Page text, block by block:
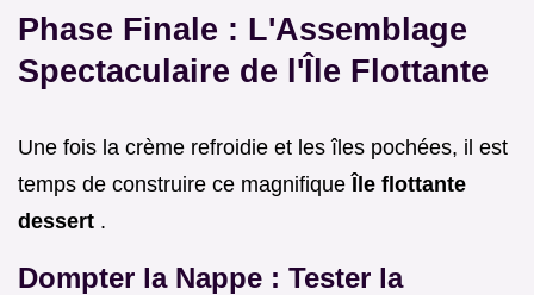
Phase Finale : L'Assemblage
Spectaculaire de l'Île Flottante
Une fois la crème refroidie et les îles pochées, il est
temps de construire ce magnifiqueÎle flottante
dessert .
Dompter la Nappe : Tester la